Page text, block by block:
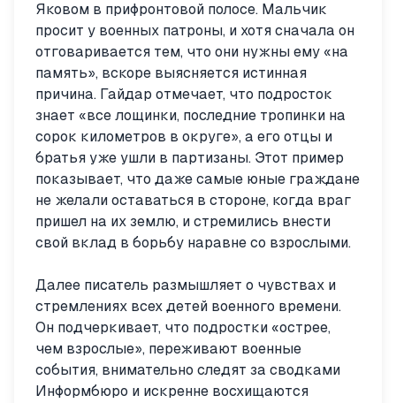
Яковом в прифронтовой полосе. Мальчик
просит у военных патроны, и хотя сначала он
отговаривается тем, что они нужны ему «на
память», вскоре выясняется истинная
причина. Гайдар отмечает, что подросток
знает «все лощинки, последние тропинки на
сорок километров в округе», а его отцы и
братья уже ушли в партизаны. Этот пример
показывает, что даже самые юные граждане
не желали оставаться в стороне, когда враг
пришел на их землю, и стремились внести
свой вклад в борьбу наравне со взрослыми.
Далее писатель размышляет о чувствах и
стремлениях всех детей военного времени.
Он подчеркивает, что подростки «острее,
чем взрослые», переживают военные
события, внимательно следят за сводками
Информбюро и искренне восхищаются